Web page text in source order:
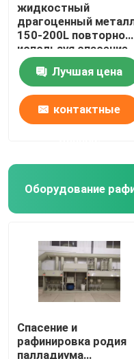
Продукты
О нас
Путешествие
Проверка качества
жидкостный
драгоценный
150-200L повторно
используя спасение
металла машины
от отработанной
воды
Лучшая цена
контактные
Оборудование
Спасение и
рафинировка родия
палладиума